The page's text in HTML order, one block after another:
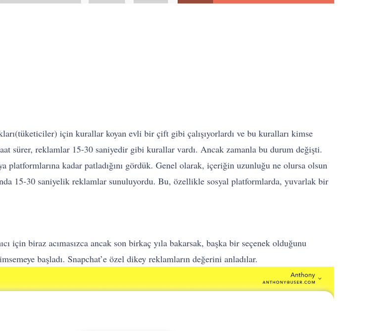
için kurallar koyan evli bir çift gibi çalışıyorlardı ve bu kuralları kimse
sürer, reklamlar 15-30 saniyedir gibi kurallar vardı. Ancak zamanla bu durum değişti.
platformlarına kadar patladığını gördük. Genel olarak, içeriğin uzunluğu ne olursa olsun
15-30 saniyelik reklamlar sunuluyordu. Bu, özellikle sosyal platformlarda, yuvarlak bir
için biraz acımasızca ancak son birkaç yıla bakarsak, başka bir seçenek olduğunu
başladı. Snapchat’e özel dikey reklamların değerini anladılar.